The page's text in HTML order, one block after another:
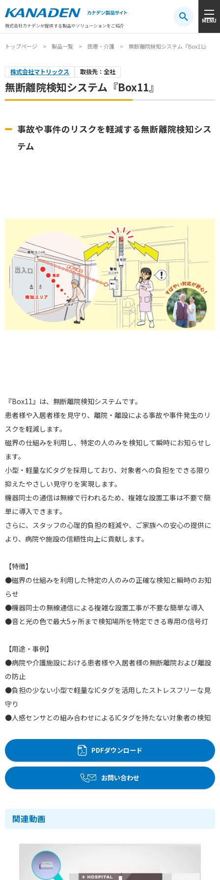
株式会社カナデンが提供する製品やソリューションをご紹介
MENU
注目キーワード#振動センサ#AGV #防爆#アシストスーツ
トップページ 製品一覧 医療・介護 無断離院検知システム『Box11』
株式会社マトリックス 取扱先：全社
無断離院検知システム『Box11』
事故や事件のリスクを軽減する無断離院検知シス
テム
『Box11』は、無断離院検知システムです。
患者様や入居者様を見守り、離院・離設による事故や事件発生のリ
スクを軽減します。
磁界の仕組みを利用し、特定の人のみを検知して瞬時にお知らせし
ます。
小型・軽量なICタグを採用しており、対象者への負担をできる限り
抑えたやさしい見守りを実現します。
機器同士の通信は無線で行われるため、複雑な設置工事は不要で簡
単に導入できます。
さらに、スタッフの心理的負担の軽減や、ご家族への安心の提供に
より、病院や施設の信頼性向上に貢献します。
【特徴】
●磁界の仕組みを利用した特定の人のみの正確な検知と瞬時のお知
らせ
●機器同士の無線通信による複雑な設置工事が不要な簡単な導入
●音と光の色で最大5ヶ所まで検知場所を特定できる専用の信号灯
【用途・事例】
●病院や介護施設における患者様や入居者様の無断離院および離設
の防止
●負担の少ない小型で軽量なICタグを活用したストレスフリーな見
守り
●人感センサとの組み合わせによるICタグを持たない対象者の検知
PDFダウンロード
お問い合わせ
関連動画